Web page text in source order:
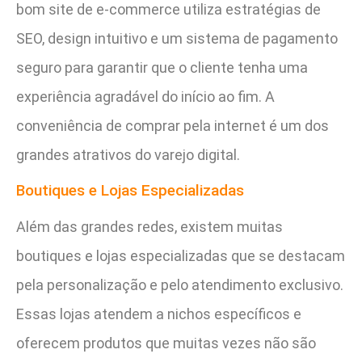
bom site de e-commerce utiliza estratégias de
SEO, design intuitivo e um sistema de pagamento
seguro para garantir que o cliente tenha uma
experiência agradável do início ao fim. A
conveniência de comprar pela internet é um dos
grandes atrativos do varejo digital.
Boutiques e Lojas Especializadas
Além das grandes redes, existem muitas
boutiques e lojas especializadas que se destacam
pela personalização e pelo atendimento exclusivo.
Essas lojas atendem a nichos específicos e
oferecem produtos que muitas vezes não são